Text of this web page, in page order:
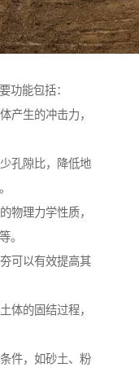
功能包括：
产生的冲击力，
孔隙比，降低地
物理力学性质，
。
可以有效提高其
体的固结过程，
件，如砂土、粉